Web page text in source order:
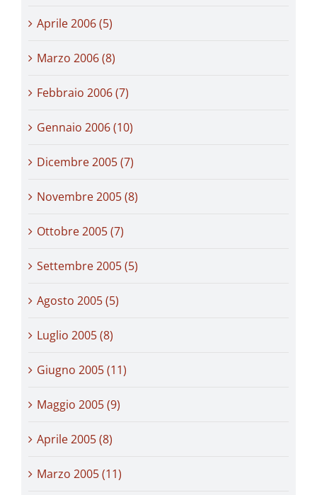
Aprile 2006 (5)
Marzo 2006 (8)
Febbraio 2006 (7)
Gennaio 2006 (10)
Dicembre 2005 (7)
Novembre 2005 (8)
Ottobre 2005 (7)
Settembre 2005 (5)
Agosto 2005 (5)
Luglio 2005 (8)
Giugno 2005 (11)
Maggio 2005 (9)
Aprile 2005 (8)
Marzo 2005 (11)